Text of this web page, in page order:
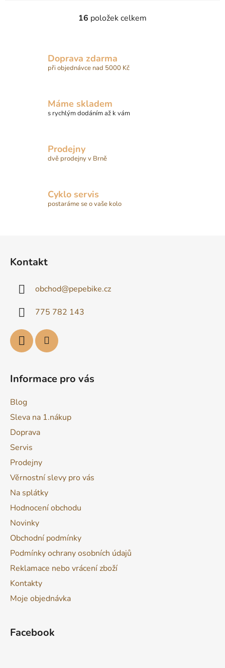
O
á
d
í
p
i
16 položek celkem
Doprava zdarma
při objednávce nad 5000 Kč
Máme skladem
s rychlým dodáním až k vám
Prodejny
dvě prodejny v Brně
Cyklo servis
postaráme se o vaše kolo
Kontakt
obchod@pepebike.cz
775 782 143
Informace pro vás
Blog
Sleva na 1.nákup
Doprava
Servis
Prodejny
Věrnostní slevy pro vás
Na splátky
Hodnocení obchodu
Novinky
Obchodní podmínky
Podmínky ochrany osobních údajů
Reklamace nebo vrácení zboží
Kontakty
Moje objednávka
Facebook